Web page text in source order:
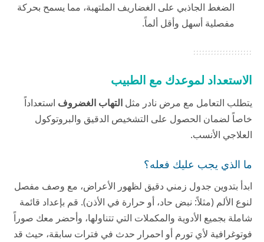
الضغط الجاذبي على الغضاريف الملتهبة، مما يسمح بحركة
مفصلية أسهل وأقل ألماً.
الاستعداد لموعدك مع الطبيب
يتطلب التعامل مع مرض نادر مثل التهاب الغضروف استعداداً
خاصاً لضمان الحصول على التشخيص الدقيق والبروتوكول
العلاجي الأنسب.
ما الذي يجب عليك فعله؟
ابدأ بتدوين جدول زمني دقيق لظهور الأعراض، مع وصف مفصل
لنوع الألم (مثلاً: نبض حاد، أو حرارة في الأذن). قم بإعداد قائمة
شاملة بجميع الأدوية والمكملات التي تتناولها، وأحضر معك صوراً
فوتوغرافية لأي تورم أو احمرار حدث في فترات سابقة، حيث قد